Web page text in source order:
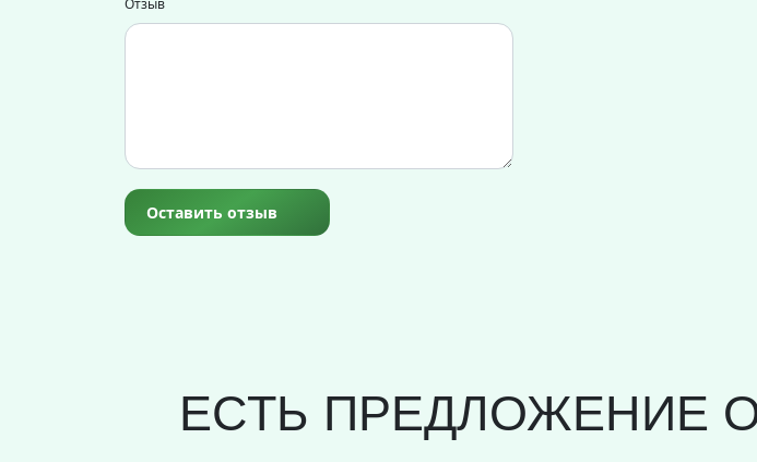
Отзыв
Оставить отзыв
ЕСТЬ ПРЕДЛОЖЕНИЕ